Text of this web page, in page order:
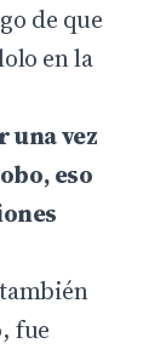
de que
en la
una vez
eso
fue